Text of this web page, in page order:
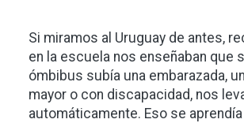
Si miramos al Uruguay de antes,
en la escuela nos enseñaban que
ómbibus subía una embarazada,
mayor o con discapacidad, nos
automáticamente. Eso se